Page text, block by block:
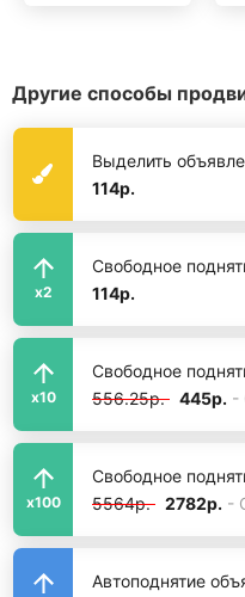
Другие способы
Выделить
114р.
x2
Свободное
114р.
x10
Свободное
556.25р. 445р. -
x100
Свободное
5564р. 2782р. -
Автоподнятие